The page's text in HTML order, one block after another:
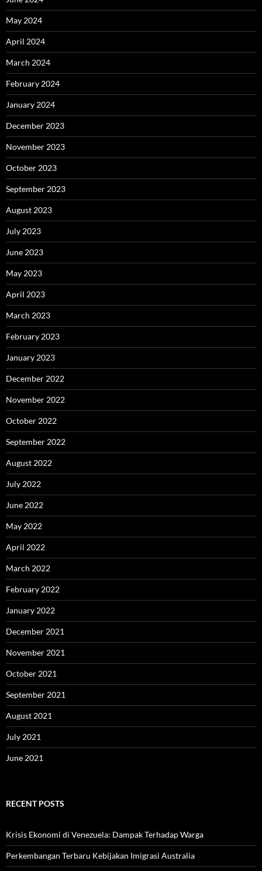
May 2024
April 2024
March 2024
February 2024
January 2024
December 2023
November 2023
October 2023
September 2023
August 2023
July 2023
June 2023
May 2023
April 2023
March 2023
February 2023
January 2023
December 2022
November 2022
October 2022
September 2022
August 2022
July 2022
June 2022
May 2022
April 2022
March 2022
February 2022
January 2022
December 2021
November 2021
October 2021
September 2021
August 2021
July 2021
June 2021
RECENT POSTS
Krisis Ekonomi di Venezuela: Dampak Terhadap Warga
Perkembangan Terbaru Kebijakan Imigrasi Australia